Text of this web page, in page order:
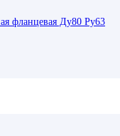
фланцевая Ду80 Ру63
фланцевая Ду450 Ру25